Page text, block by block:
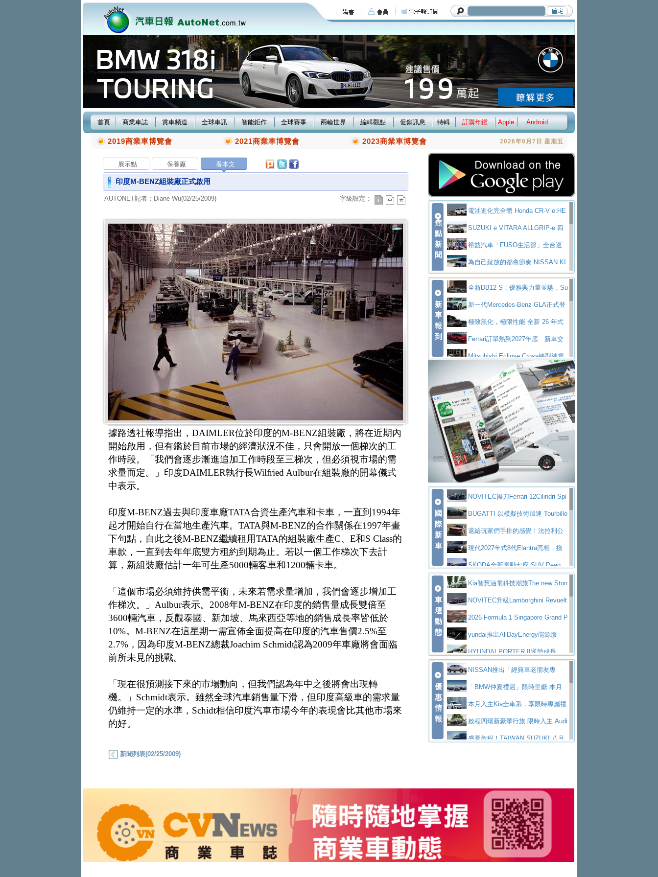
首頁 商業車誌 賞車頻道 全球車訊 智能鉅作 全球賽事 兩輪世界 編輯觀點 促銷訊息 特輯 訂購年鑑 Apple Android
2019商業車博覽會 2021商業車博覽會 2023商業車博覽會 2026年8月7日 星期五
展示點 保養廠 看本文
印度M-BENZ組裝廠正式啟用
AUTONET記者：Diane Wu(02/25/2009) 字級設定：
據路透社報導指出，DAIMLER位於印度的M-BENZ組裝廠，將在近期內
開始啟用，但有鑑於目前市場的經濟狀況不佳，只會開放一個梯次的工
作時段。「我們會逐步漸進追加工作時段至三梯次，但必須視市場的需
求量而定。」印度DAIMLER執行長Wilfried Aulbur在組裝廠的開幕儀式
中表示。
印度M-BENZ過去與印度車廠TATA合資生產汽車和卡車，一直到1994年
起才開始自行在當地生產汽車。TATA與M-BENZ的合作關係在1997年畫
下句點，自此之後M-BENZ繼續租用TATA的組裝廠生產C、E和S Class的
車款，一直到去年年底雙方租約到期為止。若以一個工作梯次下去計
算，新組裝廠估計一年可生產5000輛客車和1200輛卡車。
「這個市場必須維持供需平衡，未來若需求量增加，我們會逐步增加工
作梯次。」Aulbur表示。2008年M-BENZ在印度的銷售量成長雙倍至
3600輛汽車，反觀泰國、新加坡、馬來西亞等地的銷售成長率皆低於
10%。M-BENZ在這星期一需宣佈全面提高在印度的汽車售價2.5%至
2.7%，因為印度M-BENZ總裁Joachim Schmidt認為2009年車廠將會面臨
前所未見的挑戰。
「現在很預測接下來的市場動向，但我們認為年中之後將會出現轉
機。」Schmidt表示。雖然全球汽車銷售量下滑，但印度高級車的需求量
仍維持一定的水準，Schidt相信印度汽車市場今年的表現會比其他市場來
的好。
新聞列表(02/25/2009)
焦
點
新
聞
電油進化完全體 Honda CR-V e:HE
V PrestigeSUZUKI e VITARA ALLGRIP-e 四
驅精神的純電新詮釋
裕益汽車「FUSO生活節」全台巡
迴 結合生活體驗、交通安全與購車優惠
為自己綻放的都會節奏 NISSAN KI
CKS SAKURA為品味獨具層峰買家打造的頂級座
駕，MAZDA CX-90 33T AWD Premium Ca
ptain Seat
EV
技的座駕! Ford Territory中型油電休旅
SO Super Great今日在台登場，結合先進安
ntis四品牌經銷權，全新多品牌旗艦展示中
心開幕啟用
屏東特搜大隊再添新利器 SITRAK
救助器材車買氣不衰、SUZUKI經銷商勇於開啟
全新大店，新北都鈴木占地500坪土城旗艦
展示中心開幕
2025第七屆ISUZU運轉職人挑戰賽
熱血登場 展現極致車技與專業職人精神
H2GP世界總決賽圓滿落幕 台灣團
隊表現精彩淨零減碳指標性應用 純電動水泥預
拌車 消防車除了滅火裝備還需要什麼？
一探SITRAK “準” 消防車的究竟
大益金龍初試啼聲，汽柴油5噸貨車
不是對手正宗年鑑2025年全球自動車年鑑1月
下旬問世！2024第六屆ISUZU運轉職人挑戰賽
首度前進南台灣熱烈開戰
豪華電能休旅新星 Audi Q4 Sportba
ck 55 e-tron S lineScania Taiwan 逆風而行，加深力
道投資布局
新
車
報
到
全新DB12 S：優雅與力量並馳，Su
per Tourer的顛峰之作
新一代Mercedes-Benz GLA正式登
場 續航最高657公里、支援320kW快充
極致黑化，極限性能 全新 26 年式
DEFENDER OCTA BLACK 限量登台
Ferrari訂單熱到2027年底 新車交
付至少得等一年以上
Mitsubishi Eclipse Cross轉型純電
休旅 87kWh電池續航超過600公里
全新BMW 318i Touring豪華旅行車
全台限量200台 進化現型
不等零關稅的紅利，Jeep品牌今日
起展開首批車交車Volvo EX60 即將叩關，靜肅性、底
盤與數位介面搶先揭露
Audi Q9 將於 2026 年底上市 旗艦
大型 SUV 鎖定七人座豪華市場
BMW攜手漫威電影【蜘蛛人：重生
日】 Skoda 發表全新 Peaq 內裝：七人
座純電旗艦 SUV，行李廂最大可達 935 公
升
全新純電 Mercedes-Benz C 400 4
MATIC Electric 登場
奢華與科技大躍進，MAZDA全新3
代CX-5全方位進化提前亮相並展開預售94.9
萬起
馬自達公布 2027 年式 MX-5 更
新，新增 Yakudo 特別版
Skoda Peaq 發表全新電動動力系
統 最長續航逾 640 公里、支援雙向供電
BMW M2 首度導入 xDrive 四驅，
美國與瑞士需求成關鍵推手
The all-new T-Roc 魅力 自成焦點
Maserati GT2 Stradale「Tribute to
MC12」全球首度亮相
迎接 RANGE ROVER 品牌家族第
五位成員 全新 RANGE ROVER GT 預告登
場
造型華麗時尚、科技座艙再進化，P
eugeot 208小改款發表上市94.8萬起
國
際
新
車
NOVITEC操刀Ferrari 12Cilindri Spi
der 碳纖維空力、鍛造輪圈與Inconel排氣
上身
BUGATTI 以模擬技術加速 Tourbillo
n 動態開發還給玩家們手排的感覺！法拉利公
布12Cilidri Manaule手排超跑產品細節
現代2027年式8代Elantra亮相，換
裝更銳利的造型、更先進的資訊娛樂系統及
更高效的動力
SKODA全新電動七座 SUV Peaq
問世，擁有品牌史上最寬敞且豪華的座艙
AUDI推出首款高性能油電超跑Nuvo
lari，0到100公里加速2.6秒、極速350公里
／小時
百年三叉戟傳奇再啟程 Maserati 重
返 1000 Miglia 傳承競速榮耀
法拉利首款純電跑車Luce亮相，最
大馬力超過1000匹並具備530公里最大續航
里程
小車大空間、座艙科技更先進，SK
ODA發表全新純電跨界休旅Eipq祭平民化車
價89萬起
賓士AMG.EA專屬平台首作，Merc
edes-AMG 全新GT 4-Door Coupe全球首發
福斯推出首款GTI純電性能掀背ID.
Polo GTI，擁有226匹馬力和零百加速 6.8
秒的實力
Jaguar 公布四門 GT車款正式車名
為JAGUAR TYPE 01
終於跟上進度，LEXUS發表首款三
排六座純電旗艦休旅 TZ
有錢也買不到的Golf R！福斯打造
全新Golf R 24h賽車將挑戰紐柏林24小時耐
SKODA公布全新小型純電跨界休旅
座椅
d全油電複合動力車型，預計於今年第四季
上市
KIA米蘭設計周展出Vision Meta Tu
rismo概念車並公布所有相關資訊，未來將
是命名為EV8
BMW 旗艦房車7系列中期改款，外
觀煥然一新、內裝科技與電動車續航里程大
借「東風」之力，HONDA推出中國
製造日本重新貼牌全新4代Insight純電動休
車
壇
動
態
Kia智慧油電科技潮旅The new Ston
ic 1-7月累計銷量創歷史新高
NOVITEC升級Lamborghini Revuelt
o 綜效輸出增至1,048匹
2026 Formula 1 Singapore Grand P
rix 新加坡大獎賽 Audi 極速之旅開放報名
yundai推出AllDayEnergy能源服
務 讓電動車化身行動儲能系統
HYUNDAI PORTER II逆勢成長，
勇奪中型貨車銷售冠軍
父親節霸氣獻禮！PGO 威力125 最
低入手價 $60,900 起 省油ｘ安全ｘ大空間
陪爸爸輕鬆
福斯商旅挺頭家 推出「德系質感 精
算圓夢」專案和運租車榮獲國家品牌玉山獎 以智
慧移動與綠能創新
Volvo Trucks 承諾成為高科技供應
鏈的可靠夥伴XFORCE攜手臺南祀典大天后宮 試
回饋 再抽黑鑰匙尊榮禮遇
Toyota歐洲純電車銷量翻倍 2026
上半年成長113％Subaru推動燃油、油電與純電車混
線生產 以彈性製造應對市場變化
魅力 自成焦點 胡宇威擔任 The all-
new T-Roc 品牌大使 攜手Volkswagen展現
匠心淬鍊展現世代躍進 ALL-NEW
MAZDA CX-5 延長保固禮遇限時實施
2026 Honda Motorcycle Cruiser 風
優
惠
情
報
NISSAN推出「經典車老朋友專
案」 以匠人精神煥新珍品座駕
「BMW仲夏禮遇」限時呈獻 本月
入主即享尊榮豪華五星假期 多元優購方案
同步實施
本月入主Kia全車系，享限時專屬禮
遇 啟程四環新豪華行旅 限時入主 Audi
A6 旗艦陣容 低月付5,888元起及3 年乙式險
盛夏啟程！TAIWAN SUZUKI 八月
三件組 再享0利率 入主再抽美國雙人來回機
票
Forester油電版上市週年保固升級
父親節再享SUBARU爸氣豪禮
PEUGEOT、CITROEN「EN ROU
TE！La Vie en Route｜法式日常，即刻啟
程」 全車系享 5 年
全能ZS翻玩新視界！全新27年式換
裝曜黑風格套件 含舊換新60萬內輕鬆入手
暑假購車趁現在！ PGO 全車系一
日限定賞車會 指定車款送3,000元加油卡
特斯拉掀充電價格戰 EVOASIS推